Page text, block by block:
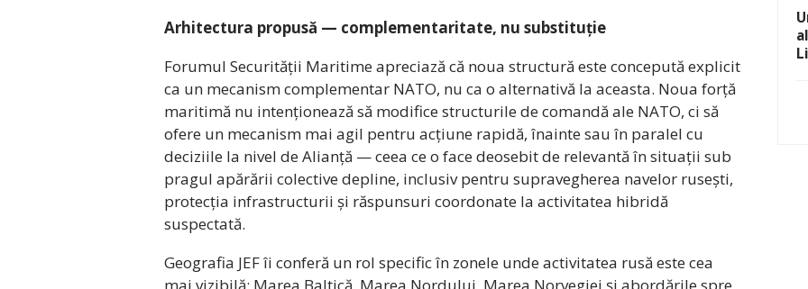
Arhitectura propusă — complementaritate, nu substituție
Forumul Securității Maritime apreciază că noua structură este concepută explicit
ca un mecanism complementar NATO, nu ca o alternativă la aceasta. Noua forță
maritimă nu intenționează să modifice structurile de comandă ale NATO, ci să
ofere un mecanism mai agil pentru acțiune rapidă, înainte sau în paralel cu
deciziile la nivel de Alianță — ceea ce o face deosebit de relevantă în situații sub
pragul apărării colective depline, inclusiv pentru supravegherea navelor rusești,
protecția infrastructurii și răspunsuri coordonate la activitatea hibridă
suspectată.
Geografia JEF îi conferă un rol specific în zonele unde activitatea rusă este cea
mai vizibilă: Marea Baltică, Marea Nordului, Marea Norvegiei și abordările spre